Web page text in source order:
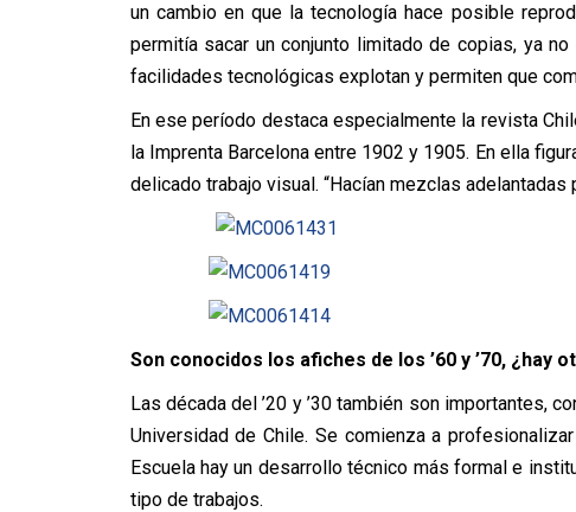
un cambio en que la tecnología hace posible
permitía sacar un conjunto limitado de copias, ya
facilidades tecnológicas explotan y permiten que
En ese período destaca especialmente la revista
la Imprenta Barcelona entre 1902 y 1905. En ella
delicado trabajo visual. “Hacían mezclas adelantadas
Son conocidos los afiches de los ’60 y ’70,
Las década del ’20 y ’30 también son importantes,
Universidad de Chile. Se comienza a
Escuela hay un desarrollo técnico más formal e
tipo de trabajos.